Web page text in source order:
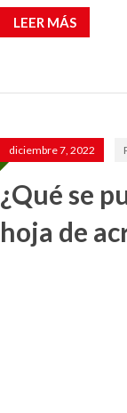
LEER MÁS
diciembre 7, 2022
¿Qué se
hoja de